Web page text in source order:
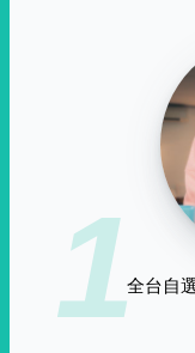
1全台自